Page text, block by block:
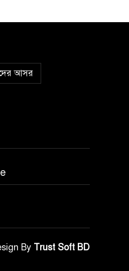
সব সমস্যার
এর গুরুত্ব
হাত
আসর
By Trust Soft BD